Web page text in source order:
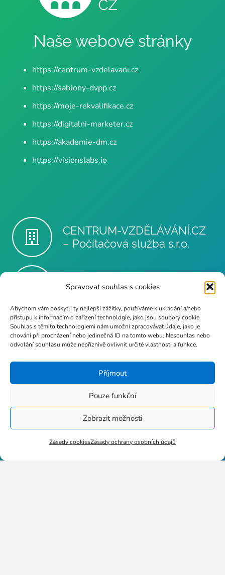
Spravovat souhlas s cookies
Abychom vám poskytli ty nejlepší zážitky, používáme k ukládání a/nebo
přístupu k informacím o zařízení technologie, jako jsou soubory cookie.
Souhlas s těmito technologiemi nám umožní zpracovávat údaje, jako je
chování při procházení nebo jedinečná ID na tomto webu. Nesouhlas nebo
odvolání souhlasu může nepříznivě ovlivnit určité vlastnosti a funkce.
Příjmout
Pouze funkční
Zobrazit možnosti
Zásady cookiesZásady ochrany osobních údajů
Naše webové stránky
https://centrum-vzdelavani.cz
https://sablony-dvpp.cz
https://moje-rekvalifikace.cz
https://digitalni-marketer.cz
https://akademie-dm.cz
https://visionslabs.io
CENTRUM-VZDĚLÁVÁNÍ.CZ
– Počítačová služba s.r.o.
info@poc-sluzba.cz
+420 724 189 681
Stupkova 413/1a, 779 00
Olomouc